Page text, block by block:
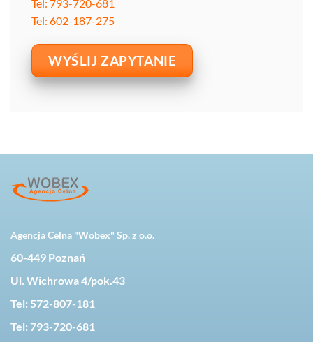
Tel: 793-720-681
Tel: 602-187-275
WYŚLIJ ZAPYTANIE
Agencja Celna "Wobex" Sp. z o.o.
60-449 Poznań
Ul. Wichrowa 4/pok.43
Tel: 572-807-181
Tel: 793-720-681